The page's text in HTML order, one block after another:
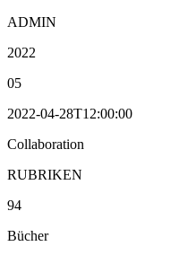
ADMIN
2022
05
2022-04-28T12:00:00
Collaboration
RUBRIKEN
94
Bücher